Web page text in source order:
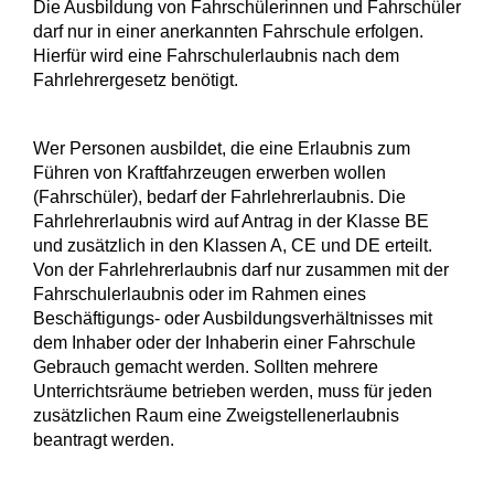
Die Ausbildung von Fahrschülerinnen und Fahrschüler
darf nur in einer anerkannten Fahrschule erfolgen.
Hierfür wird eine Fahrschulerlaubnis nach dem
Fahrlehrergesetz benötigt.
Wer Personen ausbildet, die eine Erlaubnis zum
Führen von Kraftfahrzeugen erwerben wollen
(Fahrschüler), bedarf der Fahrlehrerlaubnis. Die
Fahrlehrerlaubnis wird auf Antrag in der Klasse BE
und zusätzlich in den Klassen A, CE und DE erteilt.
Von der Fahrlehrerlaubnis darf nur zusammen mit der
Fahrschulerlaubnis oder im Rahmen eines
Beschäftigungs- oder Ausbildungsverhältnisses mit
dem Inhaber oder der Inhaberin einer Fahrschule
Gebrauch gemacht werden. Sollten mehrere
Unterrichtsräume betrieben werden, muss für jeden
zusätzlichen Raum eine Zweigstellenerlaubnis
beantragt werden.